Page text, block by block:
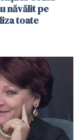
năvălit pe
toate